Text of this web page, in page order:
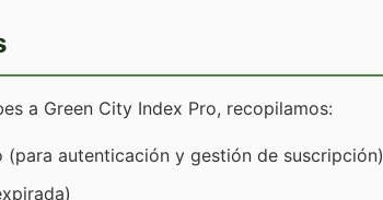
a Green City Index Pro, recopilamos:
autenticación y gestión de suscripción)